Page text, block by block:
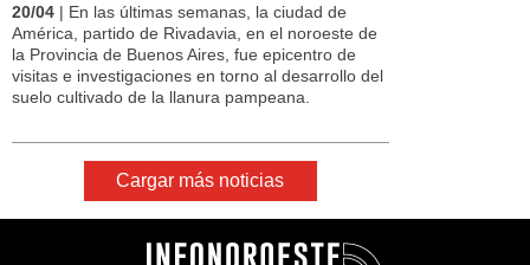
20/04 | En las últimas semanas, la ciudad de
América, partido de Rivadavia, en el noroeste de
la Provincia de Buenos Aires, fue epicentro de
visitas e investigaciones en torno al desarrollo del
suelo cultivado de la llanura pampeana.
Cargar más noticias